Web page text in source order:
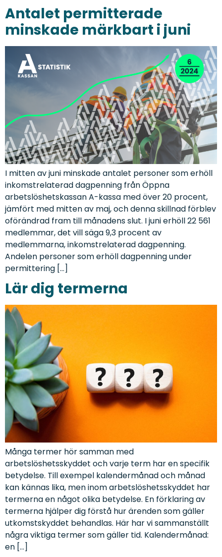
Antalet permitterade
minskade märkbart i juni
I mitten av juni minskade antalet personer som erhöll
inkomstrelaterad dagpenning från Öppna
arbetslöshetskassan A-kassa med över 20 procent,
jämfört med mitten av maj, och denna skillnad förblev
oförändrad fram till månadens slut. I juni erhöll 22 561
medlemmar, det vill säga 9,3 procent av
medlemmarna, inkomstrelaterad dagpenning.
Andelen personer som erhöll dagpenning under
permittering […]
Lär dig termerna
Många termer hör samman med
arbetslöshetsskyddet och varje term har en specifik
betydelse. Till exempel kalendermånad och månad
kan kännas lika, men inom arbetslöshetsskyddet har
termerna en något olika betydelse. En förklaring av
termerna hjälper dig förstå hur ärenden som gäller
utkomstskyddet behandlas. Här har vi sammanställt
några viktiga termer som gäller tid. Kalendermånad:
en […]